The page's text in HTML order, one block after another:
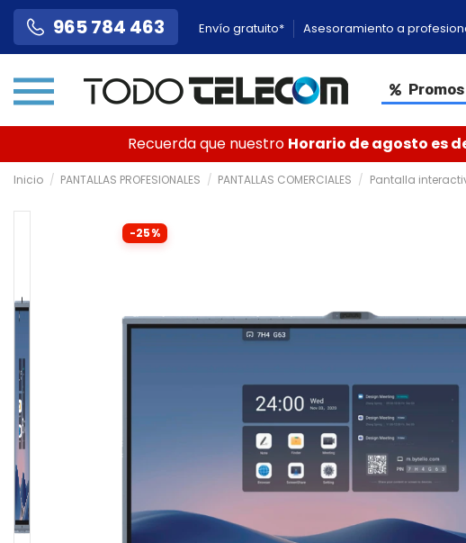
965 784 463 Envío gratuito* Asesoramiento a
Promos
Recuerda que nuestro Horario de agosto es
Inicio PANTALLAS PROFESIONALES PANTALLAS COMERCIALES Pantalla
-25%